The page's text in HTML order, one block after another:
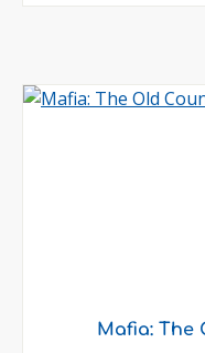
Mafia: The